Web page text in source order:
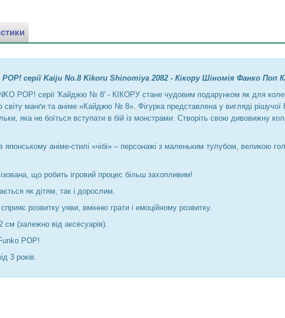
POP! серії Kaiju No.8 Kikoru Shinomiya 2082 - Кікору Шіномія Фанко
POP! серії 'Кайджю № 8' - КІКОРУ стане чудовим подарунком як для
світу манґи та аніме «Кайджю № 8». Фігурка представлена у вигляді
яка не боїться вступати в бій із монстрами. Створіть свою дивовижну
японському аніме-стилі «чібі» – персонажі з маленьким тулубом, великою
що робить ігровий процес більш захопливим!
як дітям, так і дорослим.
розвитку уяви, вмінню грати і емоційному розвитку.
см (залежно від аксесуарів).
POP!
3 років.